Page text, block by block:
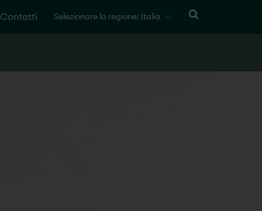
Contatti Selezionare la regione: Italia